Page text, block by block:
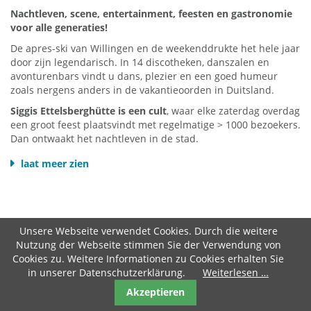
gediplomeerde natuur- en landschapsgids.
Meer informatie over het natuurpar k Diemelsee HIER
Nachtleven, scene, entertainment, feesten en gastronomie
voor alle generaties!
De apres-ski van Willingen en de weekenddrukte het hele jaar
door zijn legendarisch. In 14 discotheken, danszalen en
avonturenbars vindt u dans, plezier en een goed humeur
zoals nergens anders in de vakantieoorden in Duitsland.
Siggis Ettelsberghütte is een cult, waar elke zaterdag overdag
een groot feest plaatsvindt met regelmatige > 1000 bezoekers.
Dan ontwaakt het nachtleven in de stad.
De "mijl" bevindt zich langs de Brilonerstrasse. Hoogtepunten
Henry", de kleurrijke mix in de "Dorfalm" of in de LEO's en in
de klassieke "Vis-A-Vis" -disco, waar het "1€-party" op
donderdag een van de populaire tips is om uit te gaan. De
Willingense jeugd komt samen in "Mister X".
late luide cultus" zijn de "Wilddieb" bars op de Ettelsberg -
vooral de discotheek "Slift", waar het pas in de vroege
ochtend, wanneer de avondklok in het centrum komt, echt
laat meer zien
Unsere Webseite verwendet Cookies. Durch die weitere
Nutzung der Webseite stimmen Sie der Verwendung von
Cookies zu. Weitere Informationen zu Cookies erhalten Sie
in unserer Datenschutzerklärung.
Weiterlesen …
Akzeptieren